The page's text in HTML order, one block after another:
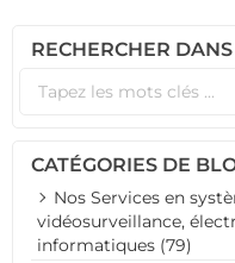
RECHERCHER
CATÉGORIES DE
Nos Services en
vidéosurveillance,
informatiques (79)